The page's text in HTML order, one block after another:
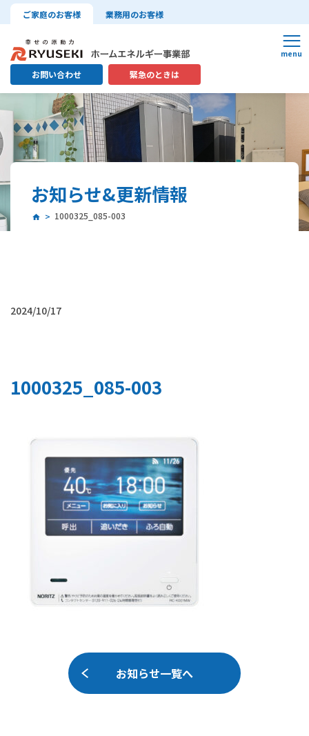
ご家庭のお客様 業務用のお客様
お問い合わせ 緊急のときは
お知らせ&更新情報
1000325_085-003
2024/10/17
1000325_085-003
お知らせ一覧へ